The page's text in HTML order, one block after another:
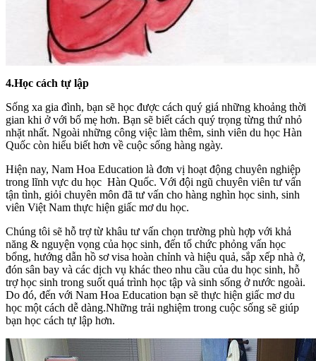
4.Học cách tự lập
Sống xa gia đình, bạn sẽ học được cách quý giá những khoảng thời
gian khi ở với bố mẹ hơn. Bạn sẽ biết cách quý trọng từng thứ nhỏ
nhặt nhất. Ngoài những công việc làm thêm, sinh viên du học Hàn
Quốc còn hiểu biết hơn về cuộc sống hàng ngày.
Hiện nay, Nam Hoa Education là đơn vị hoạt động chuyên nghiệp
trong lĩnh vực du học Hàn Quốc. Với đội ngũ chuyên viên tư vấn
tận tình, giỏi chuyên môn đã tư vấn cho hàng nghìn học sinh, sinh
viên Việt Nam thực hiện giấc mơ du học.
Chúng tôi sẽ hỗ trợ từ khâu tư vấn chọn trường phù hợp với khả
năng & nguyện vọng của học sinh, đến tổ chức phỏng vấn học
bổng, hướng dẫn hồ sơ visa hoàn chỉnh và hiệu quả, sắp xếp nhà ở,
đón sân bay và các dịch vụ khác theo nhu cầu của du học sinh, hỗ
trợ học sinh trong suốt quá trình học tập và sinh sống ở nước ngoài.
Do đó, đến với Nam Hoa Education bạn sẽ thực hiện giấc mơ du
học một cách dễ dàng.Những trải nghiệm trong cuộc sống sẽ giúp
bạn học cách tự lập hơn.